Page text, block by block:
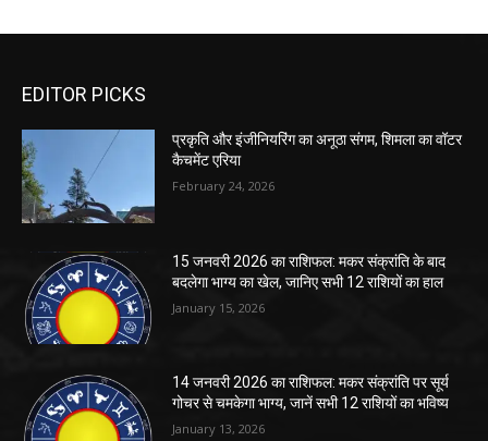
EDITOR PICKS
प्रकृति और इंजीनियरिंग का अनूठा संगम, शिमला का वॉटर
कैचमेंट एरिया
February 24, 2026
15 जनवरी 2026 का राशिफल: मकर संक्रांति के बाद
बदलेगा भाग्य का खेल, जानिए सभी 12 राशियों का हाल
January 15, 2026
14 जनवरी 2026 का राशिफल: मकर संक्रांति पर सूर्य
गोचर से चमकेगा भाग्य, जानें सभी 12 राशियों का भविष्य
January 13, 2026